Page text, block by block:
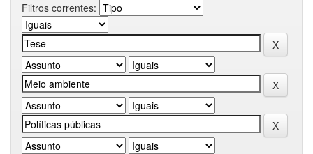
Filtros correntes: